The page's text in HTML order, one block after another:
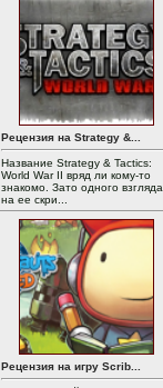
Рецензия на Strategy &...
Название Strategy & Tactics:
World War II вряд ли кому-то
знакомо. Зато одного взгляда
на ее скри...
Рецензия на игру Scrib...